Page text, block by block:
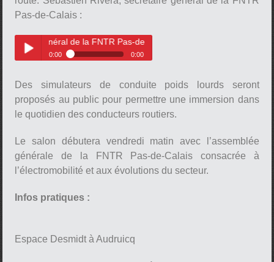
pause
Pas-de-Calais :
Play /
pause
de la FNTR Pas-de-Calais
0:00 0:00
général de la FNTR Pas-de-
Calais
Des simulateurs de conduite poids lourds seront
proposés au public pour permettre une immersion dans
le quotidien des conducteurs routiers.
Le salon débutera vendredi matin avec l’assemblée
générale de la FNTR Pas-de-Calais consacrée à
l’électromobilité et aux évolutions du secteur.
Infos pratiques :
Espace Desmidt à Audruicq